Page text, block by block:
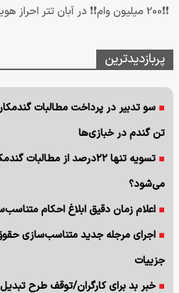
❗❗200 میلیون وام❗❗ در آبان تتر احراز هویت کن
پربازدیدترین
سو تدبیر در پرداخت مطالبات
تن گندم در خبازی‌ها
تسویه تنها ۲۲درصد از
می‌شود؟
اعلام زمان دقیق ابلاغ احکام
اجرای مرجله جدید متناسب‌سازی
جزییات
خبر بد برای کارگران/توقف طرح